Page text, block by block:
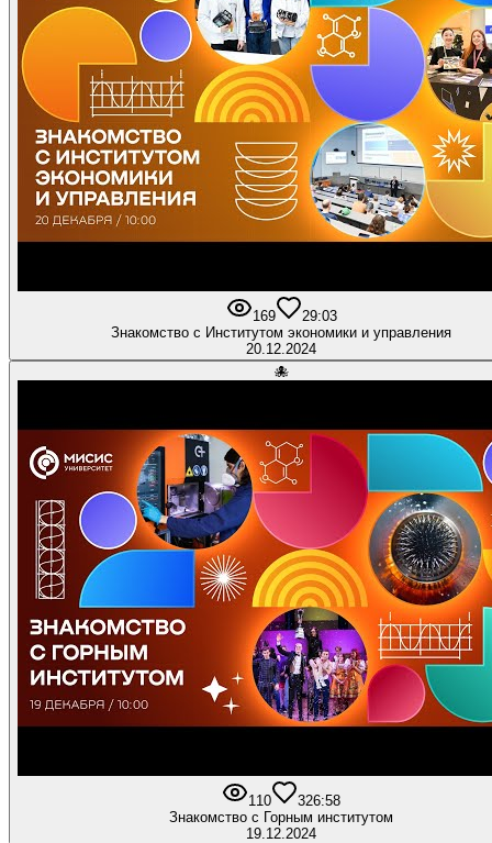
169 29:03
Знакомство с Институтом экономики и управления
20.12.2024
🐙
110 326:58
Знакомство с Горным институтом
19.12.2024